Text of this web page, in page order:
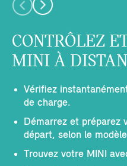
CONTRÔLEZ
MINI À
Vérifiez
de charge.
Démarrez et préparez
départ, selon le
Trouvez votre MINI